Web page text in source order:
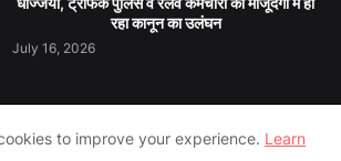
रहा कानून का उलंघन
July 16, 2026
Us Contact Us Privacy Policy
to improve your experience. Learn